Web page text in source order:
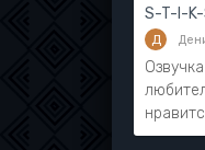
Д